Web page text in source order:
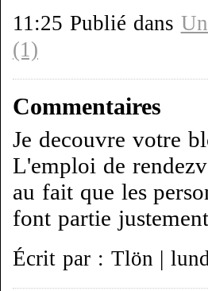
11:25 Publié dans
(1)
Commentaires
Je decouvre votre
L'emploi de
au fait que les
font partie
Écrit par : Tlön |